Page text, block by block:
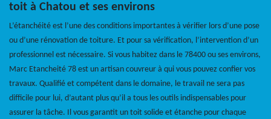
toit à Chatou et ses environs
L’étanchéité est l’une des conditions importantes à vérifier lors d’une pose
ou d’une rénovation de toiture. Et pour sa vérification, l’intervention d’un
professionnel est nécessaire. Si vous habitez dans le 78400 ou ses environs,
Marc Etancheité 78 est un artisan couvreur à qui vous pouvez confier vos
travaux. Qualifié et compétent dans le domaine, le travail ne sera pas
difficile pour lui, d’autant plus qu’il a tous les outils indispensables pour
assurer la tâche. Il vous garantit un toit solide et étanche pour chaque